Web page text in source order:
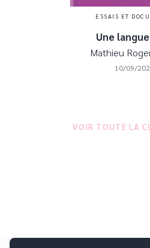
ESSAIS ET
Une
Mathieu
10/09/
VOIR TOUTE LA